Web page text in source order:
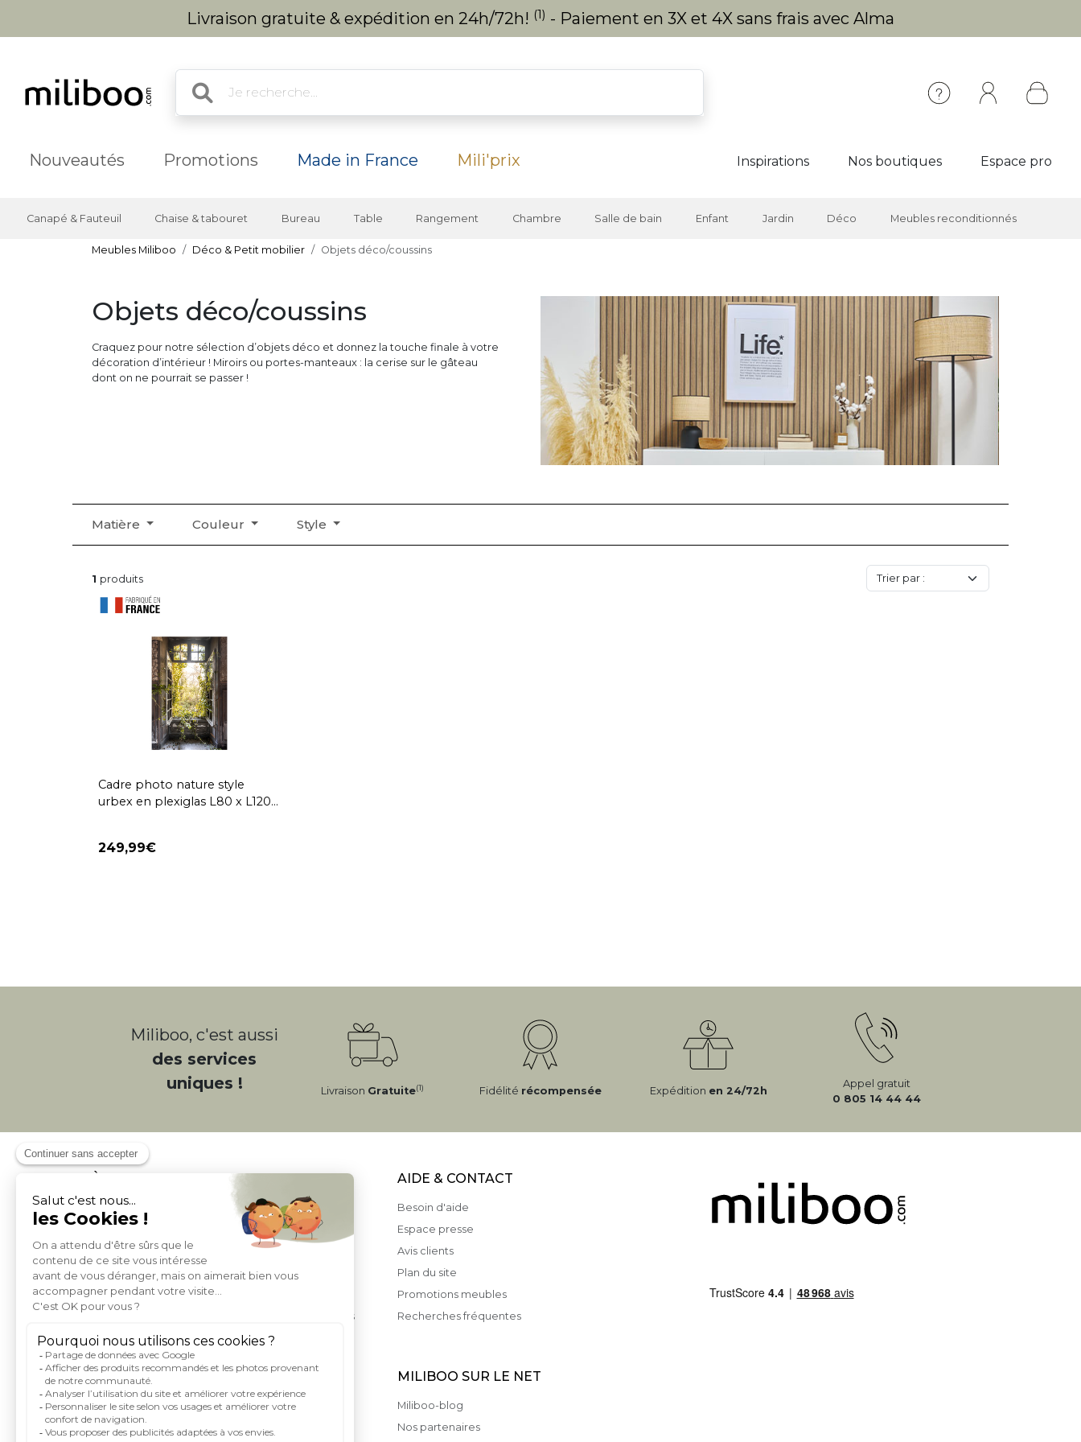
Livraison gratuite & expédition en 24h/72h! (1) - Paiement en 3X et 4X sans frais avec Alma
Nouveautés Promotions Made in France Mili'prix Inspirations Nos boutiques Espace pro
Canapé & Fauteuil Chaise & tabouret Bureau Table Rangement Chambre Salle de bain Enfant Jardin Déco Meubles reconditionnés
Meubles Miliboo Déco & Petit mobilier Objets déco/coussins
Objets déco/coussins
Craquez pour notre sélection d’objets déco et donnez la touche finale à votre
décoration d’intérieur ! Miroirs ou portes-manteaux : la cerise sur le gâteau
dont on ne pourrait se passer !
Matière Couleur Style
1 produits
Cadre photo nature style
urbex en plexiglas L80 x L120
249,99
Miliboo, c'est aussi
des services
uniques !
Livraison Gratuite(1) Fidélité récompensée Expédition en 24/72h
Appel gratuit
0 805 14 44 44
À PROPOS DE MILIBOO
Qui sommes nous et nos engagements
Mentions légales
Moyens de paiement
Livraison
Conditions générales de Vente
Politique de protection des données personnelles
Conditions générales d'utilisation du site
Droits informatique et libertés
Carte de fidelite et parrainage
Rejoignez-nous
Index égalité femme homme
AIDE & CONTACT
Besoin d'aide
Espace presse
Avis clients
Plan du site
Promotions meubles
Recherches fréquentes
MILIBOO SUR LE NET
Miliboo-blog
Nos partenaires